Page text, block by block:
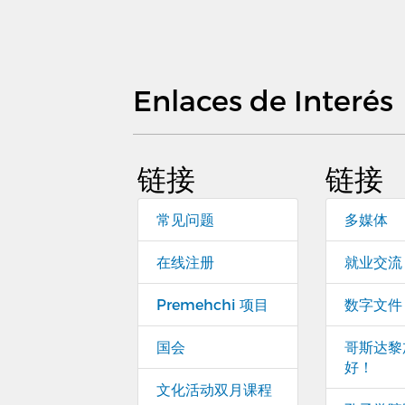
Enlaces de Interés
链接
常见问题
在线注册
Premehchi 项目
国会
文化活动双月课程
链接
多媒体
就业交流
数字文件
哥斯达
好！